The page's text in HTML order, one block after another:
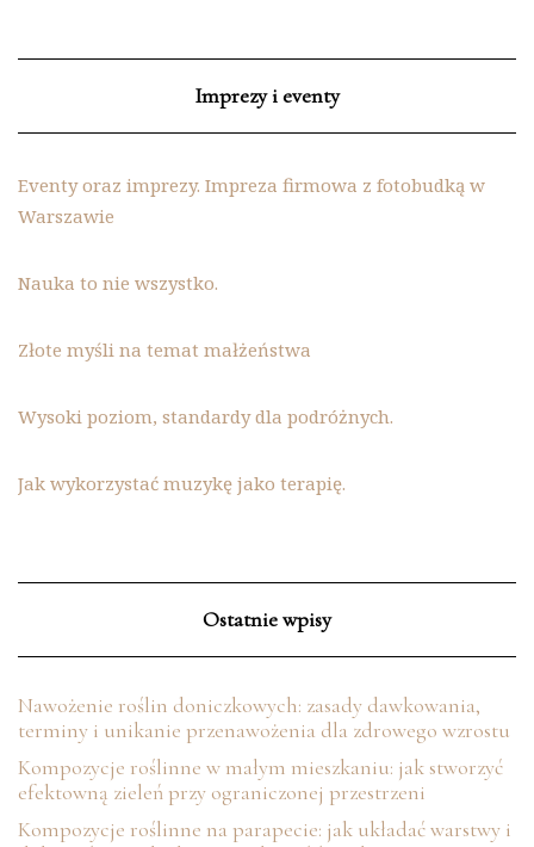
Imprezy i eventy
Eventy oraz imprezy. Impreza firmowa z fotobudką w
Warszawie
Nauka to nie wszystko.
Złote myśli na temat małżeństwa
Wysoki poziom, standardy dla podróżnych.
Jak wykorzystać muzykę jako terapię.
Ostatnie wpisy
Nawożenie roślin doniczkowych: zasady dawkowania,
terminy i unikanie przenawożenia dla zdrowego wzrostu
Kompozycje roślinne w małym mieszkaniu: jak stworzyć
efektowną zieleń przy ograniczonej przestrzeni
Kompozycje roślinne na parapecie: jak układać warstwy i